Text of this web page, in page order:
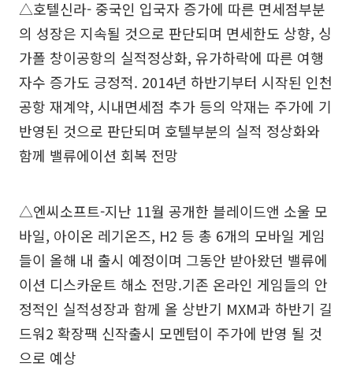
△호텔신라- 중국인 입국자 증가에 따른 면세점부분
의 성장은 지속될 것으로 판단되며 면세한도 상향, 싱
가폴 창이공항의 실적정상화, 유가하락에 따른 여행
자수 증가도 긍정적. 2014년 하반기부터 시작된 인천
공항 재계약, 시내면세점 추가 등의 악재는 주가에 기
반영된 것으로 판단되며 호텔부분의 실적 정상화와
함께 밸류에이션 회복 전망
△엔씨소프트-지난 11월 공개한 블레이드앤 소울 모
바일, 아이온 레기온즈, H2 등 총 6개의 모바일 게임
들이 올해 내 출시 예정이며 그동안 받아왔던 밸류에
이션 디스카운트 해소 전망.기존 온라인 게임들의 안
정적인 실적성장과 함께 올 상반기 MXM과 하반기 길
드워2 확장팩 신작출시 모멘텀이 주가에 반영 될 것
으로 예상